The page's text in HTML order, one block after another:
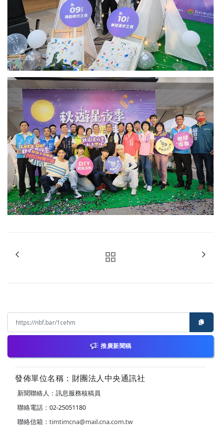
推廣新聞稿
發佈單位名稱：財團法人中央通訊社
新聞聯絡人：訊息服務核稿員
聯絡電話：02-25051180
聯絡信箱： timtimcna@mail.cna.com.tw